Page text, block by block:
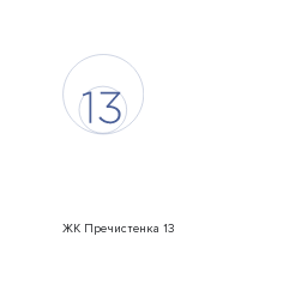
ЖК Пречистенка 13